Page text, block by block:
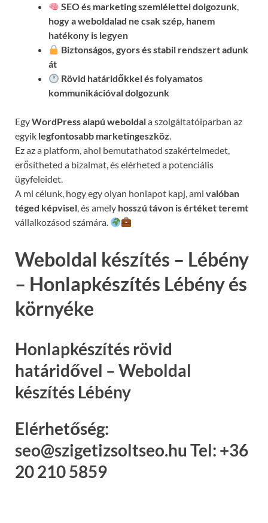
SEO és marketing szemlélettel dolgozunk,
hogy a weboldalad ne csak szép, hanem
hatékony is legyen
Biztonságos, gyors és stabil rendszert adunk
át
Rövid határidőkkel és folyamatos
kommunikációvaldolgozunk
EgyWordPress alapú weboldala szolgáltatóiparban az
egyik legfontosabb marketingeszköz.
Ez az a platform, ahol bemutathatod szakértelmedet,
erősítheted a bizalmat, és elérheted a potenciális
ügyfeleidet.
A mi célunk, hogy egy olyan honlapot kapj, ami valóban
téged képvisel, és amely hosszú távon is értéket teremt
vállalkozásod számára.
Weboldal készítés – Lébény
– Honlapkészítés Lébény és
környéke
Honlapkészítés rövid
határidővel – Weboldal
készítés Lébény
Elérhetőség:
seo@szigetizsoltseo.hu Tel: +36
20 210 5859